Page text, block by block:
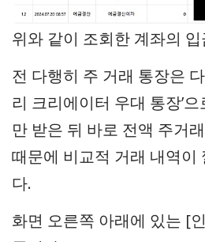
위와 같이 조회한 계좌의
전 다행히 주 거래 통장은
리 크리에이터 우대 통장’
만 받은 뒤 바로 전액 주거
때문에 비교적 거래 내역이
다.
화면 오른쪽 아래에 있는 [